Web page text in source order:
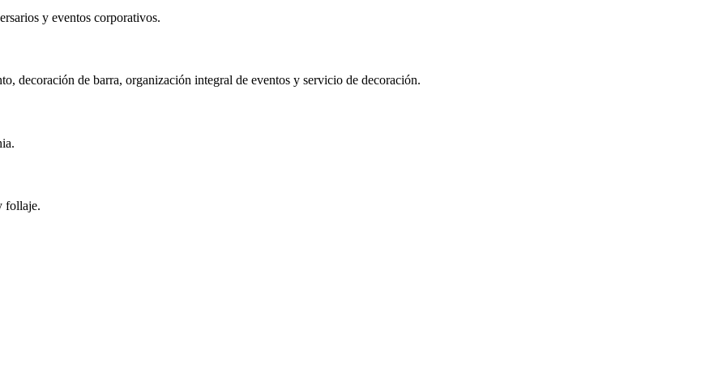
y eventos corporativos.
decoración de barra, organización integral de eventos y servicio de decoración.
follaje.